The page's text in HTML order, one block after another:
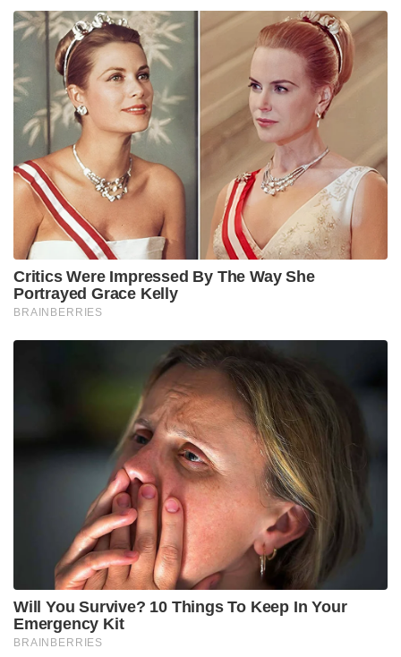
Critics Were Impressed By The Way She
Portrayed Grace Kelly
BRAINBERRIES
Will You Survive? 10 Things To Keep In Your
Emergency Kit
BRAINBERRIES